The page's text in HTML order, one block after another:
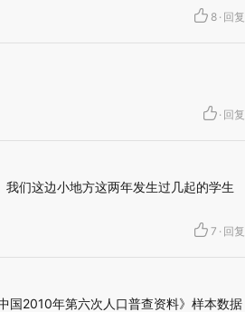
8 · 回复
· 回复
们这边小地方这两年发生过几起的学生
7 · 回复
国2010年第六次人口普查资料》样本数据